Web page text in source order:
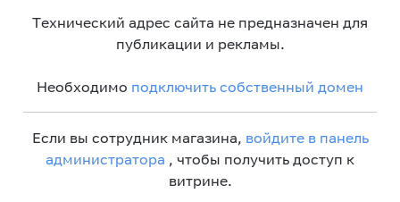
Технический адрес сайта не предназначен для
публикации и рекламы.
Необходимо подключить собственный домен
Если вы сотрудник магазина, войдите в панель
администратора , чтобы получить доступ к
витрине.